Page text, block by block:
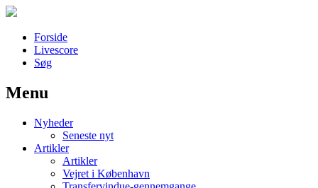
Forside
Livescore
Søg
Наши партнеры
лучшие займы
Menu
Nyheder
Seneste nyt
Artikler
Artikler
Vejret i København